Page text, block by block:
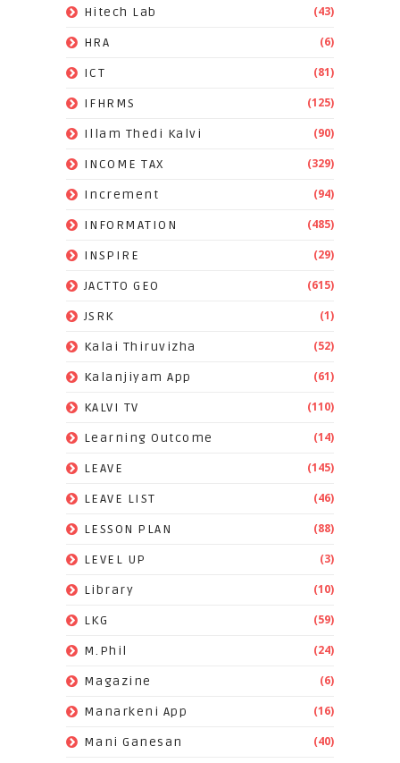
Hitech Lab (43)
HRA (6)
ICT (81)
IFHRMS (125)
Illam Thedi Kalvi (90)
INCOME TAX (329)
Increment (94)
INFORMATION (485)
INSPIRE (29)
JACTTO GEO (615)
JSRK (1)
Kalai Thiruvizha (52)
Kalanjiyam App (61)
KALVI TV (110)
Learning Outcome (14)
LEAVE (145)
LEAVE LIST (46)
LESSON PLAN (88)
LEVEL UP (3)
Library (10)
LKG (59)
M.Phil (24)
Magazine (6)
Manarkeni App (16)
Mani Ganesan (40)